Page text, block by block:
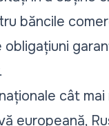
băncile
cât
europeană,